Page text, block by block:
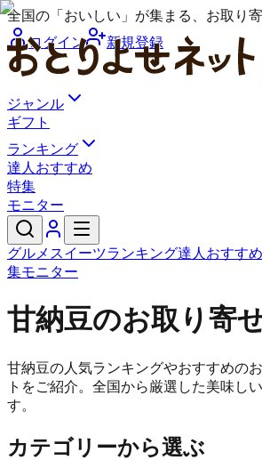
全国の「おいしい」が集まる、お取り
ログイン
新規登録
ジャンル
ギフト
ランキング
達人おすすめ
特集
モニター
グルメ スイーツランキング達人おすすめ
集モニター
甘納豆のお取り寄
甘納豆の人気ランキングやおすすめの
トをご紹介。全国から厳選した美味し
す。
カテゴリーから選ぶ